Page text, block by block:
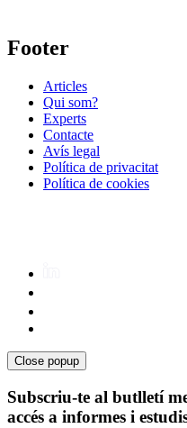
Footer
Articles
Qui som?
Experts
Contacte
Avís legal
Política de privacitat
Política de cookies
Close popup
Subscriu-te al butlletí
accés a informes i